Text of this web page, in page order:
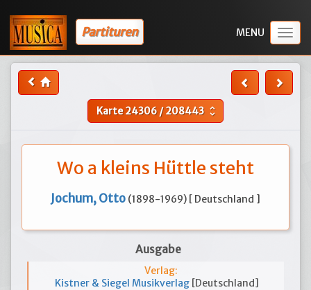
Partituren
Karte24306/208443 unfold_more
Wo a kleins Hüttle steht
Jochum, Otto (1898-1969) [ Deutschland ]
Ausgabe
Verlag:
Kistner & Siegel Musikverlag [Deutschland]